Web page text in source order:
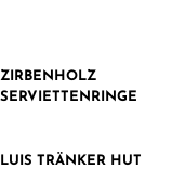
ZIRBENHOLZ
SERVIETTENRINGE
LUIS TRÄNKER HUT